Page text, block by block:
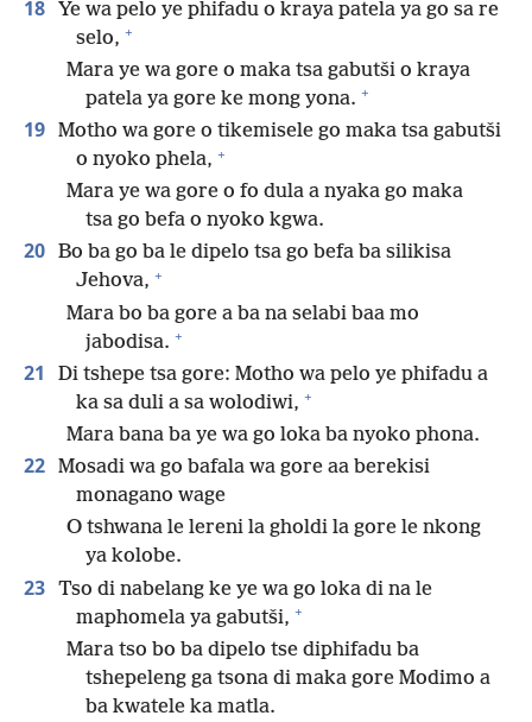
18 Ye wa pelo ye phifadu o kraya patela ya go sa re
selo, +
Mara ye wa gore o maka tsa gabutši o kraya
patela ya gore ke mong yona. +
19 Motho wa gore o tikemisele go maka tsa gabutši
o nyoko phela, +
Mara ye wa gore o fo dula a nyaka go maka
tsa go befa o nyoko kgwa.
20 Bo ba go ba le dipelo tsa go befa ba silikisa
Jehova, +
Mara bo ba gore a ba na selabi baa mo
jabodisa. +
21
Di tshepe tsa gore: Motho wa pelo ye phifadu a
ka sa duli a sa wolodiwi, +
Mara bana ba ye wa go loka ba nyoko phona.
22 Mosadi wa go bafala wa gore aa berekisi
monagano wage
O tshwana le lereni la gholdi la gore le nkong
ya kolobe.
23 Tso di nabelang ke ye wa go loka di na le
maphomela ya gabutši, +
Mara tso bo ba dipelo tse diphifadu ba
tshepeleng ga tsona di maka gore Modimo a
ba kwatele ka matla.